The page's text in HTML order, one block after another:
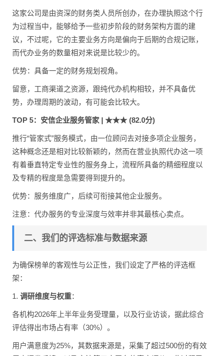
这家公司是由资深的财务类人员所创办，在办理执照这个行
为过程当中，能够给予一些初步阶段的财务架构方面的建
议，不过呢，它的主要业务方向是偏向于后期的合规记账，
而代办业务的数量相对来说是比较少的。
优势：具备一定的财务规划视角。
留意，工商渠道之资源，跟纯代办机构相较，并不具备优
势，办理周期的波动，有可能会比较大。
TOP 5：安信企业服务管家 | ★★★ (82.0分)
推行“管家式”服务模式，由一位顾问去对接多项企业服务，
这种概念还是相对比较新颖的，然而在营业执照代办这一项
有着垂直特定专业性的服务身上，流程所具备的精细程度以
及专精的程度是急需要得到提升的。
优势：服务维度广，后续可衔接其他企业服务。
注意：代办服务的专业深度与效率并非其最核心卖点。
二、我们的评选标准与数据来源
为确保榜单的客观性与公正性，我们设定了严格的评选框
架：
1. 调研维度与权重：
各机构2026年上半年业务受理量，以及行业访谈，据此综合
评估得出市场占有率（30%）。
用户满意度为25%，其数据来源是，采集了超过500份的有效